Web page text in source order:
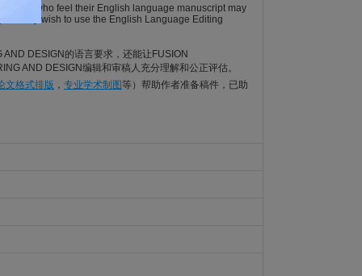
who feel their English language manuscript may
may wish to use the English Language Editing
DESIGN的语言要求，还能让FUSION
AND DESIGN编辑和审稿人充分理解和公正评估。
文格式排版 ， 专业学术制图等）帮助作者准备稿件，已助